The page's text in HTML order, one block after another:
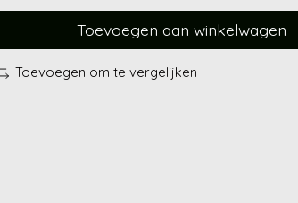
Toevoegen aan winkelwagen
Toevoegen om te vergelijken